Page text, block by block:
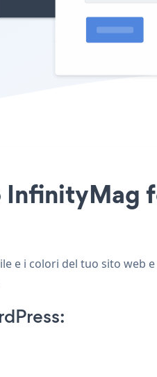
e i colori del tuo sito web